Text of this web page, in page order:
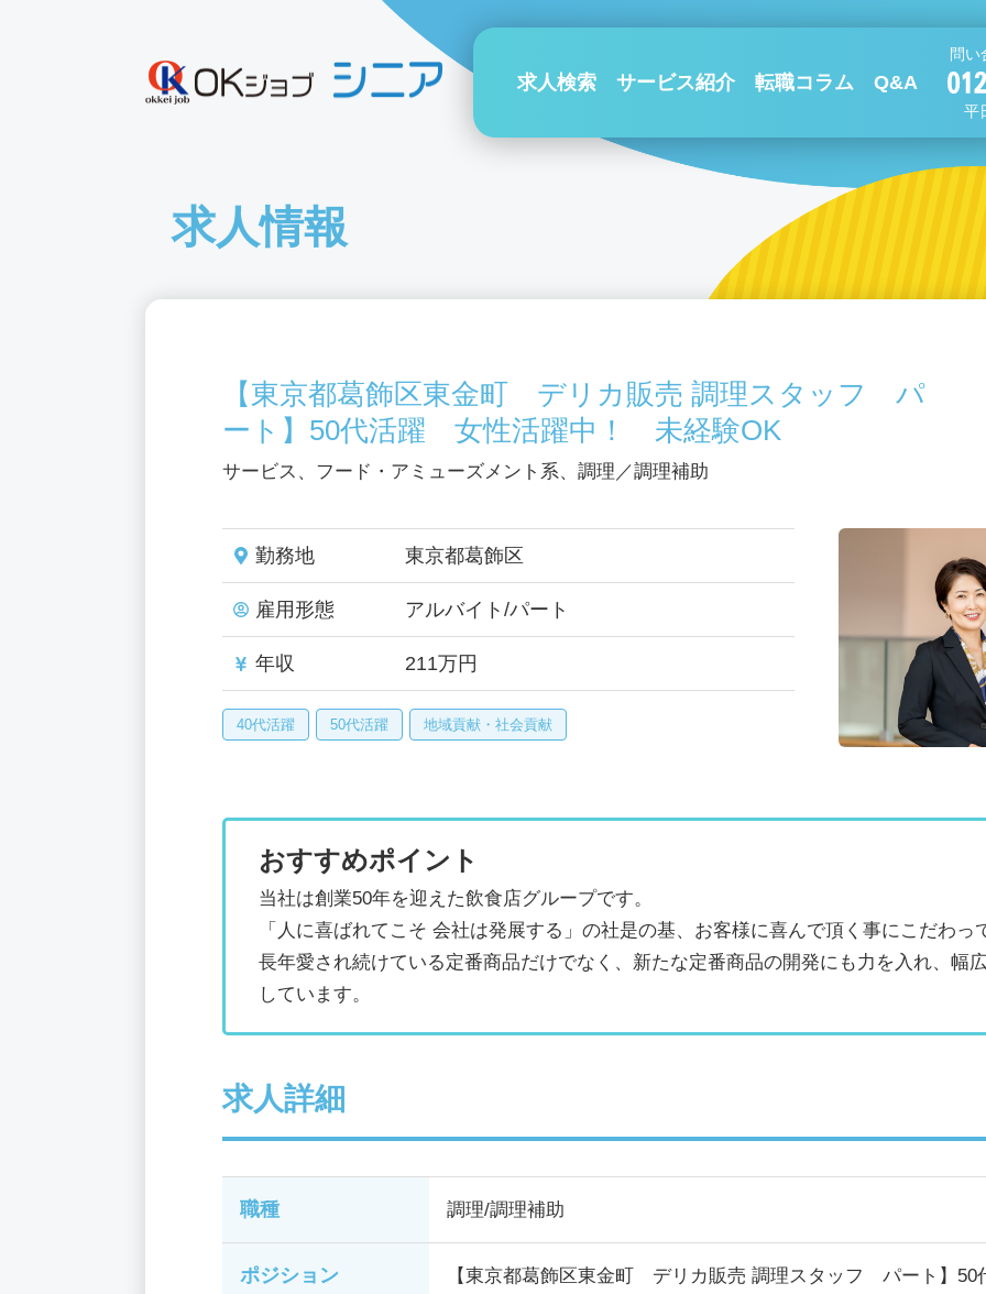
求人検索 サービス紹介 転職コラム Q&A
問い
平
求人情報
【東京都葛飾区東金町 デリカ販売 調理スタッフ パ
ート】50代活躍 女性活躍中！ 未経験OK
サービス、フード・アミューズメント系、調理／調理補助
勤務地 東京都葛飾区
雇用形態 アルバイト/パート
年収 211万円
40代活躍 50代活躍 地域貢献・社会貢献
おすすめポイント
当社は創業50年を迎えた飲食店グループです。
「人に喜ばれてこそ 会社は発展する」の社是の基、お客様に喜んで頂く事にこだわっ
長年愛され続けている定番商品だけでなく、新たな定番商品の開発にも力を入れ、幅
しています。
求人詳細
職種 調理/調理補助
ポジション
【東京都葛飾区東金町 デリカ販売 調理スタッフ パート】